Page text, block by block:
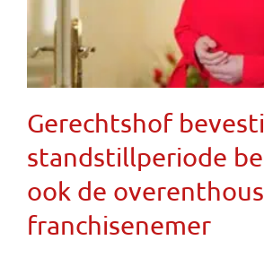
Gerechtshof
standstillperiode
ook de
franchisenemer